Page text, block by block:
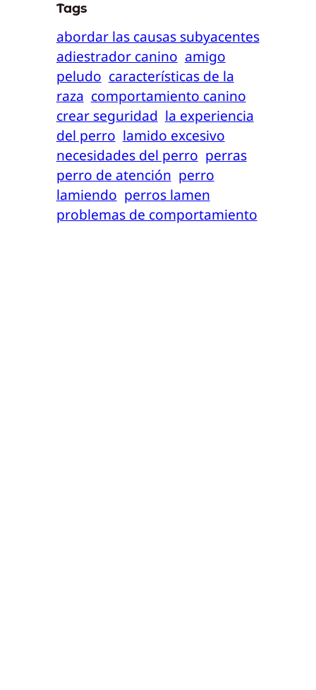
Tags
abordar las causas subyacentes
adiestrador canino amigo
peludo características de la
raza comportamiento canino
crear seguridad la experiencia
del perro lamido excesivo
necesidades del perro perras
perro de atención perro
lamiendo perros lamen
problemas de comportamiento